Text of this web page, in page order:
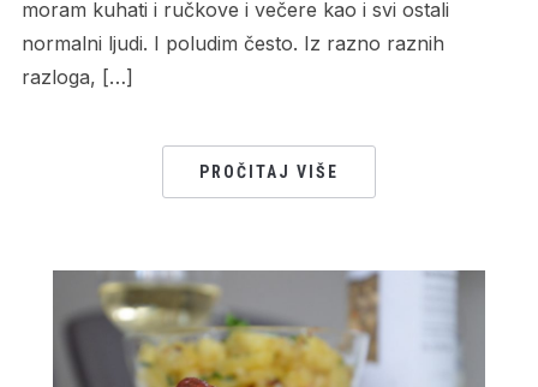
moram kuhati i ručkove i večere kao i svi ostali
normalni ljudi. I poludim često. Iz razno raznih
razloga, […]
PROČITAJ VIŠE